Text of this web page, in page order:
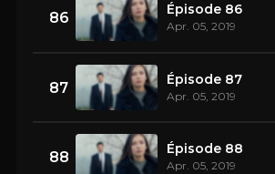
86 Épisode 86
Apr. 05, 2019
87 Épisode 87
Apr. 05, 2019
88 Épisode 88
Apr. 05, 2019